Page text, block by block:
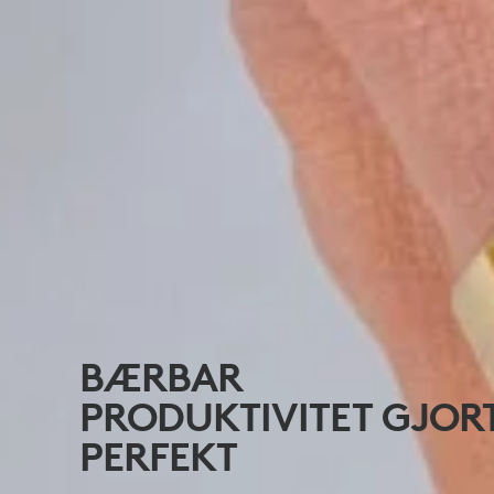
BÆRBAR
PRODUKTIVITET
PERFEKT